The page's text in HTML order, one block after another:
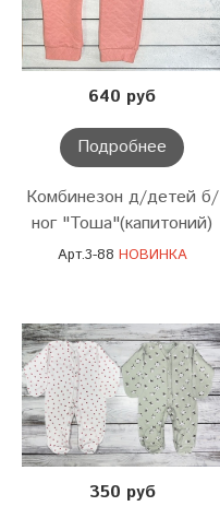
640 руб
Подробнее
Комбинезон д/детей б/
ног "Тоша"(капитоний)
Арт.3-88 НОВИНКА
350 руб